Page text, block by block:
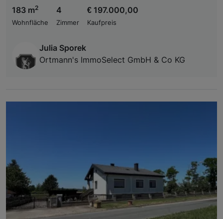
183 m2
Wohnfläche
4
Zimmer
€ 197.000,00
Kaufpreis
Julia Sporek
Ortmann's ImmoSelect GmbH & Co KG